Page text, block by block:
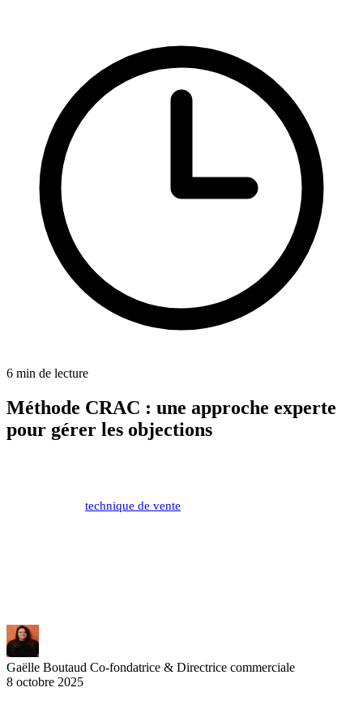
6 min de lecture
Méthode CRAC : une approche experte
pour gérer les objections
technique de vente
Gaëlle Boutaud Co-fondatrice & Directrice commerciale
8 octobre 2025